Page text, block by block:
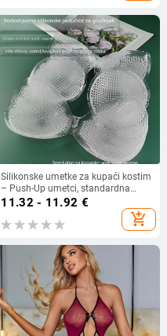
Silikonske umetke za kupaći kostim
– Push-Up umetci, standardna
debljina za jednodijelni kupaći
11.32 - 11.92 €
add_shopping_cart